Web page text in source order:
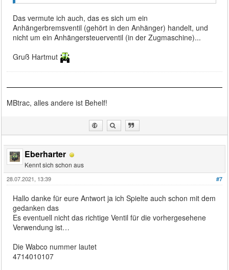
Das vermute ich auch, das es sich um ein
Anhängerbremsventil (gehört in den Anhänger) handelt, und
nicht um ein Anhängersteuerventil (in der Zugmaschine)...
Gruß Hartmut
MBtrac, alles andere ist Behelf!
Eberharter
Kennt sich schon aus
#7
28.07.2021, 13:39
Hallo danke für eure Antwort ja ich Spielte auch schon mit dem
gedanken das
Es eventuell nicht das richtige Ventil für die vorhergesehene
Verwendung ist…
Die Wabco nummer lautet
4714010107